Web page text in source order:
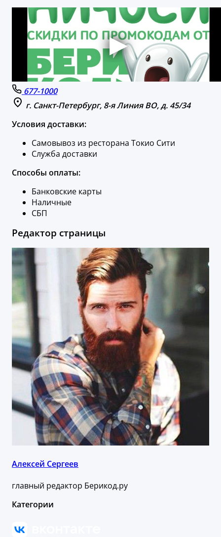
677-1000
г. Санкт-Петербург, 8-я Линия ВО, д. 45/34
Условия доставки:
Самовывоз из ресторана Токио Сити
Служба доставки
Способы оплаты:
Банковские карты
Наличные
СБП
Редактор страницы
Алексей Сергеев
главный редактор Берикод.ру
Категории